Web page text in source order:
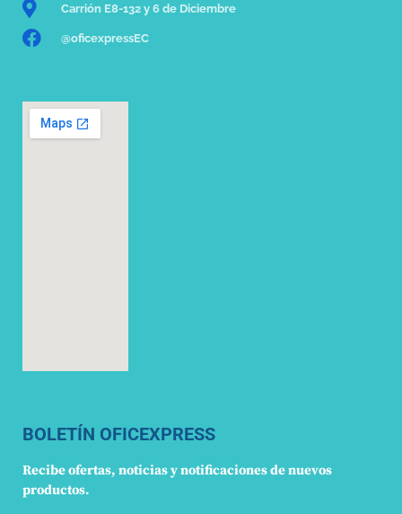
Carrión E8-132 y 6 de Diciembre
@oficexpressEC
BOLETÍN OFICEXPRESS
Recibe ofertas, noticias y notificaciones de nuevos
productos.